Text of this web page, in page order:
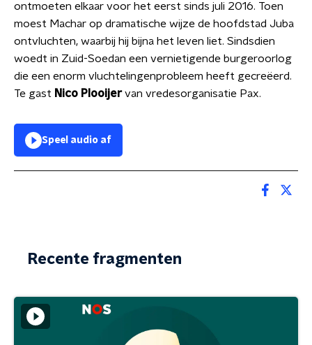
ontmoeten elkaar voor het eerst sinds juli 2016. Toen
moest Machar op dramatische wijze de hoofdstad Juba
ontvluchten, waarbij hij bijna het leven liet. Sindsdien
woedt in Zuid-Soedan een vernietigende burgeroorlog
die een enorm vluchtelingenprobleem heeft gecreëerd.
Te gast Nico Plooijervan vredesorganisatie Pax.
Speel audio af
Recente fragmenten